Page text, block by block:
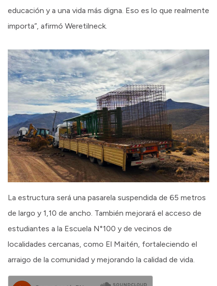
educación y a una vida más digna. Eso es lo que realmente
importa”, afirmó Weretilneck.
La estructura será una pasarela suspendida de 65 metros
de largo y 1,10 de ancho. También mejorará el acceso de
estudiantes a la Escuela N°100 y de vecinos de
localidades cercanas, como El Maitén, fortaleciendo el
arraigo de la comunidad y mejorando la calidad de vida.